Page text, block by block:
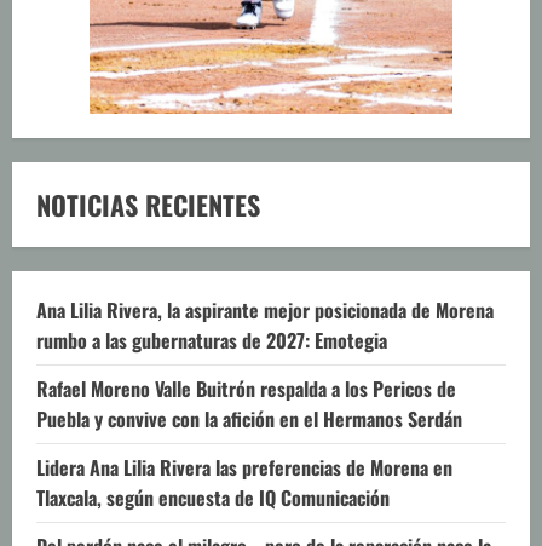
NOTICIAS RECIENTES
Ana Lilia Rivera, la aspirante mejor posicionada de Morena
rumbo a las gubernaturas de 2027: Emotegia
Rafael Moreno Valle Buitrón respalda a los Pericos de
Puebla y convive con la afición en el Hermanos Serdán
Lidera Ana Lilia Rivera las preferencias de Morena en
Tlaxcala, según encuesta de IQ Comunicación